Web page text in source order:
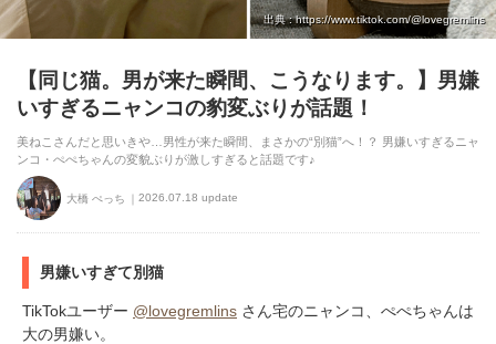
出典 : https://www.tiktok.com/@lovegremlins
【同じ猫。男が来た瞬間、こうなります。】男嫌
いすぎるニャンコの豹変ぶりが話題！
美ねこさんだと思いきや…男性が来た瞬間、まさかの“別猫”へ！？ 男嫌いすぎるニャ
ンコ・ぺぺちゃんの変貌ぶりが激しすぎると話題です♪
大橋 ぺっち 2026.07.18 update
男嫌いすぎて別猫
TikTokユーザー @lovegremlins さん宅のニャンコ、ぺぺちゃんは
大の男嫌い。